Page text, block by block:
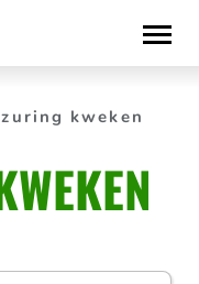
kweken